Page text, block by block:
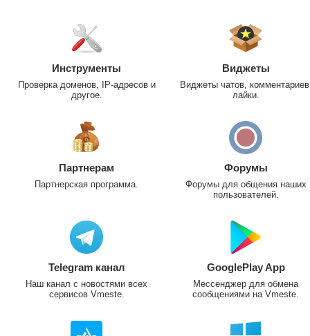
Инструменты
Проверка доменов, IP-адресов и
другое.
Виджеты
Виджеты чатов,
лайки.
Партнерам
Партнерская программа.
Форумы
Форумы для общения наших
пользователей.
Telegram канал
Наш канал с новостями всех
сервисов Vmeste.
GooglePlay App
Мессенджер для обмена
сообщениями на Vmeste.